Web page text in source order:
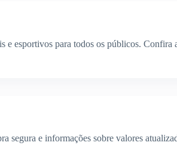
e esportivos para todos os públicos. Confira
segura e informações sobre valores